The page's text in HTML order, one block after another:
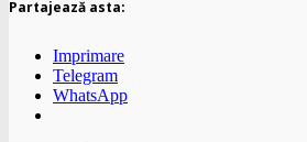
Partajează asta:
Imprimare
Telegram
WhatsApp